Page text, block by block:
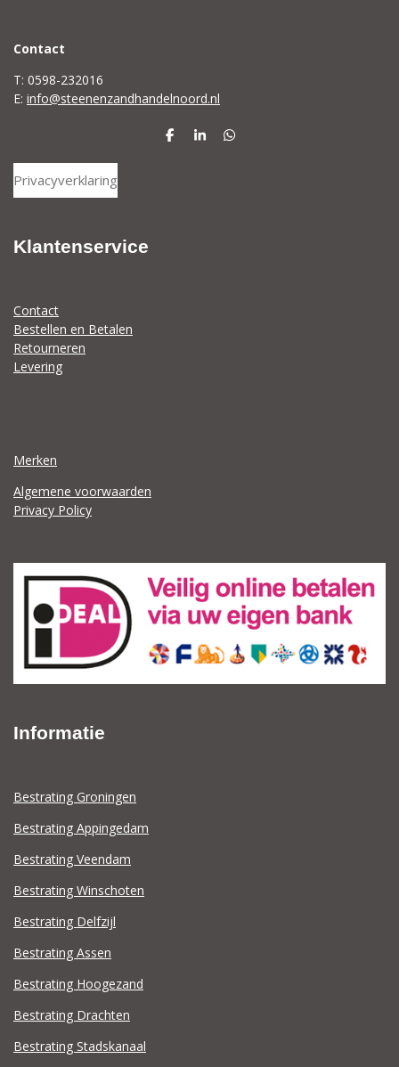
Contact
T: 0598-232016
E: info@steenenzandhandelnoord.nl
D
S
D
Privacyverklaring
Klantenservice
Contact
Bestellen en Betalen
Retourneren
Levering
Merken
Algemene voorwaarden
Privacy Policy
Informatie
Bestrating Groningen
Bestrating Appingedam
Bestrating Veendam
Bestrating Winschoten
Bestrating Delfzijl
Bestrating Assen
Bestrating Hoogezand
Bestrating Drachten
Bestrating Stadskanaal